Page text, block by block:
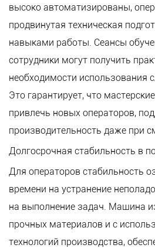
высоко автоматизированы,
продвинутая техническая
навыками работы. Сеансы
сотрудники могут получить
необходимости использования
Это гарантирует, что
привлечь новых операторов,
производительность даже при
Долгосрочная стабильность в
Для операторов стабильность
времени на устранение
на выполнение задач. Машина
прочных материалов и с
технологий производства,